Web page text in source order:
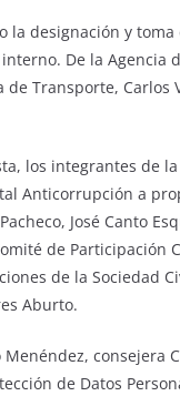
la designación y
De la Agencia
de Transporte,
los integrantes de
Anticorrupción a
José Canto
de
de la Sociedad
Aburto.
consejera
de Datos